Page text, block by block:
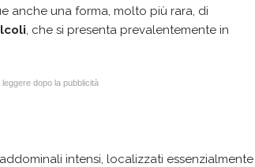
anche una forma, molto più rara, di
, che si presenta prevalentemente in
dopo la pubblicità
intensi, localizzati essenzialmente